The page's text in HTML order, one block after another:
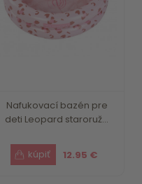
Nafukovací bazén pre
deti Leopard staroruž...
12.95 €